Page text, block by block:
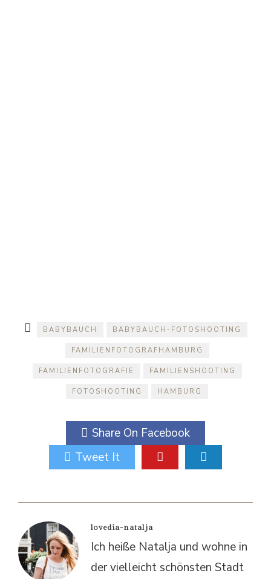
BABYBAUCH BABYBAUCH-FOTOSHOOTING
FAMILIENFOTOGRAFHAMBURG
FAMILIENFOTOGRAFIE FAMILIENSHOOTING
FOTOSHOOTING HAMBURG
Share On Facebook
Tweet It
lovedia-natalja
Ich heiße Natalja und wohne in
der vielleicht schönsten Stadt